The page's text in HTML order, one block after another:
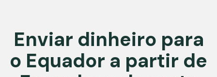
Enviar dinheiro para
o Equador a partir de